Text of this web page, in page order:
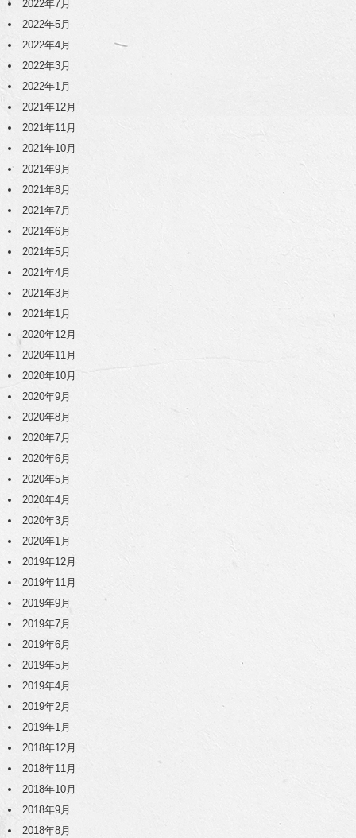
2022年7月
2022年5月
2022年4月
2022年3月
2022年1月
2021年12月
2021年11月
2021年10月
2021年9月
2021年8月
2021年7月
2021年6月
2021年5月
2021年4月
2021年3月
2021年1月
2020年12月
2020年11月
2020年10月
2020年9月
2020年8月
2020年7月
2020年6月
2020年5月
2020年4月
2020年3月
2020年1月
2019年12月
2019年11月
2019年9月
2019年7月
2019年6月
2019年5月
2019年4月
2019年2月
2019年1月
2018年12月
2018年11月
2018年10月
2018年9月
2018年8月